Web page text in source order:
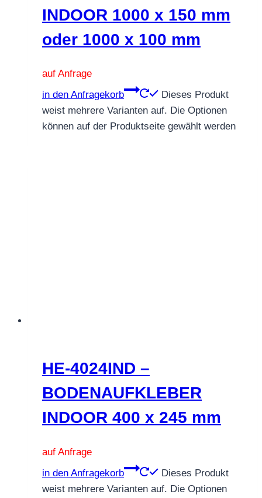
INDOOR 1000 x 150 mm
oder 1000 x 100 mm
auf Anfrage
in den Anfragekorb
Dieses Produkt
weist mehrere Varianten auf. Die Optionen
können auf der Produktseite gewählt werden
HE-4024IND –
BODENAUFKLEBER
INDOOR 400 x 245 mm
auf Anfrage
in den Anfragekorb
Dieses Produkt
weist mehrere Varianten auf. Die Optionen